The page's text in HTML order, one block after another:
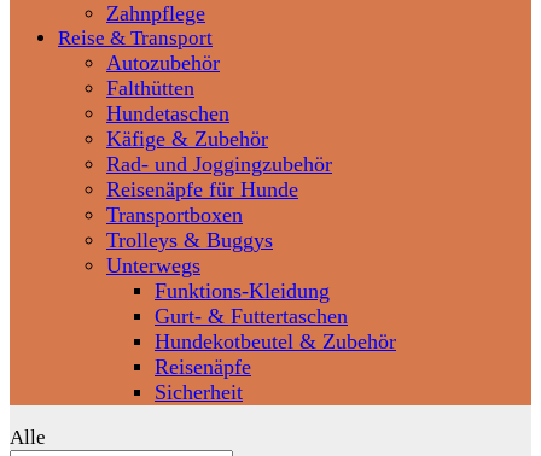
Zahnpflege
Reise & Transport
Autozubehör
Falthütten
Hundetaschen
Käfige & Zubehör
Rad- und Joggingzubehör
Reisenäpfe für Hunde
Transportboxen
Trolleys & Buggys
Unterwegs
Funktions-Kleidung
Gurt- & Futtertaschen
Hundekotbeutel & Zubehör
Reisenäpfe
Sicherheit
Alle